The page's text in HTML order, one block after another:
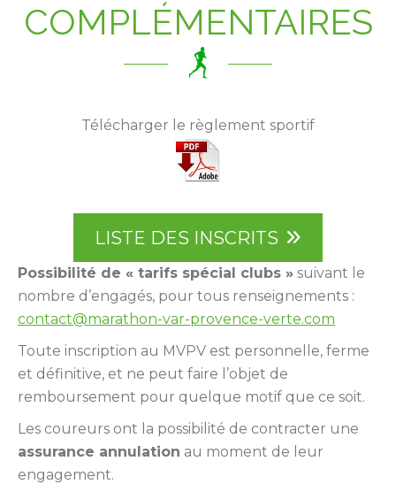
COMPLÉMENTAIRES
Télécharger le règlement sportif
LISTE DES INSCRITS
Possibilité de « tarifs spécial clubs » suivant le
nombre d’engagés, pour tous renseignements :
contact@marathon-var-provence-verte.com
Toute inscription au MVPV est personnelle, ferme
et définitive, et ne peut faire l’objet de
remboursement pour quelque motif que ce soit.
Les coureurs ont la possibilité de contracter une
assurance annulation au moment de leur
engagement.